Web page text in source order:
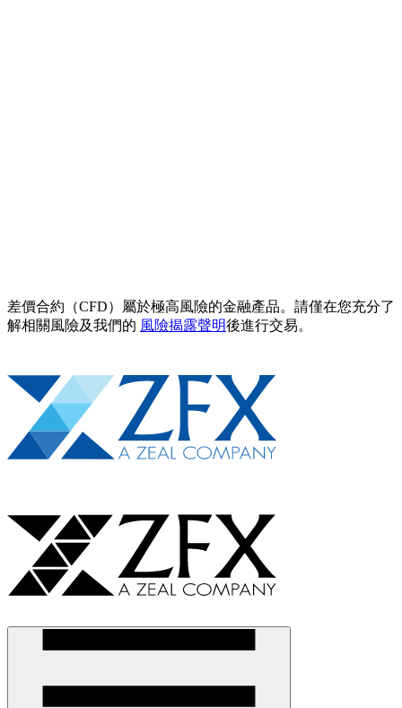
差價合約（CFD）屬於極高風險的金融產品。請僅在您充分了
解相關風險及我們的 風險揭露聲明後進行交易。